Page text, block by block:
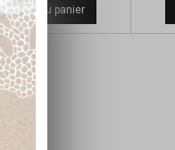
base
Ajouter au panier